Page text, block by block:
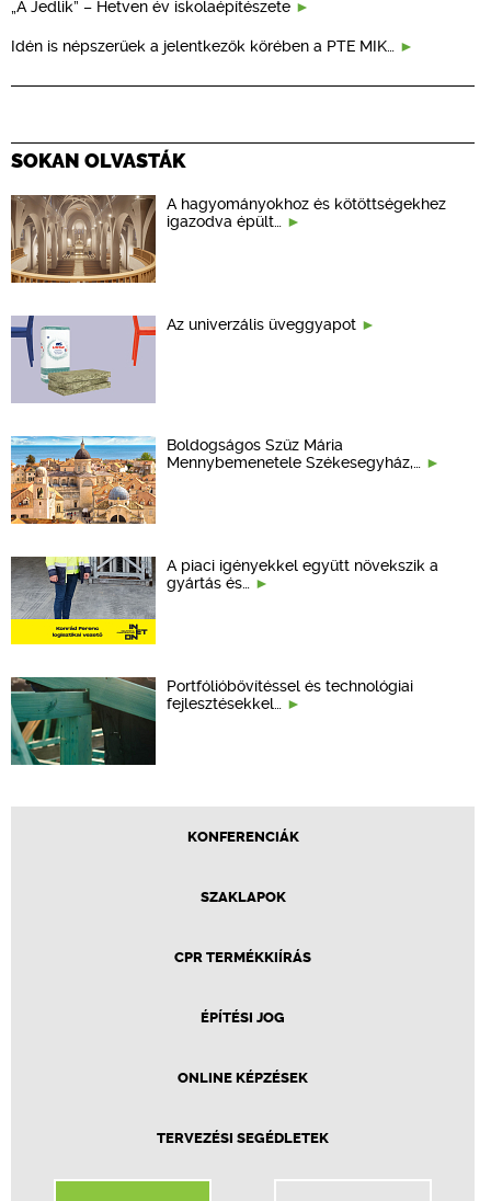
„A Jedlik” – Hetven év iskolaépítészete
Idén is népszerűek a jelentkezők körében a PTE MIK…
SOKAN OLVASTÁK
A hagyományokhoz és kötöttségekhez
igazodva épült…
Az univerzális üveggyapot
Boldogságos Szűz Mária
Mennybemenetele Székesegyház,…
A piaci igényekkel együtt növekszik a
gyártás és…
Portfólióbővítéssel és technológiai
fejlesztésekkel…
KONFERENCIÁK
SZAKLAPOK
CPR TERMÉKKIÍRÁS
ÉPÍTÉSI JOG
ONLINE KÉPZÉSEK
TERVEZÉSI SEGÉDLETEK